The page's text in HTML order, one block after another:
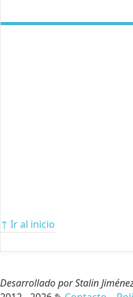
↑ Ir al inicio
Desarrollado por Stalin